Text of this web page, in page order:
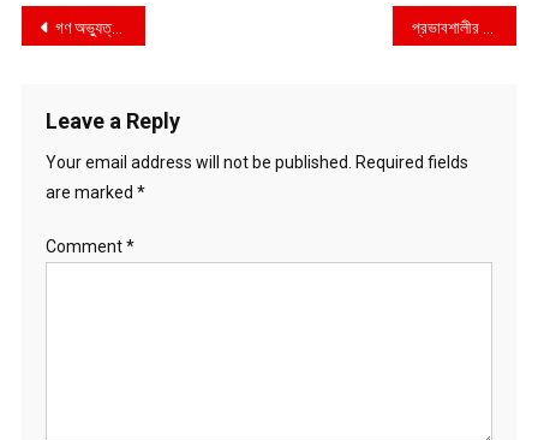
Post
গণ অভ্যুত্থান-পরবর্তী সময়ে বিধ্বস্ত রাষ্ট্রের চতুর্থ স্তম্ভ : সাংবাদিকদের বিরুদ্ধে একের পর এক হত্যা, হত্যাচেষ্টা ও নাশকতার মামলা প্রভাবশালীর দখলে খাল: গোপালগঞ্জে ৫ বিলের পানি নিষ্কাশন বন্ধ, চরম বিপাকে কৃষকরা
Leave a Reply
Your email address will not be published. Required fields
are marked *
Comment*